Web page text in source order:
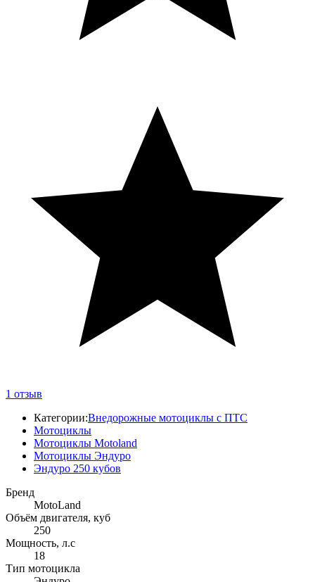
1 отзыв
Категории:Внедорожные мотоциклы с ПТС
Мотоциклы
Мотоциклы Motoland
Мотоциклы Эндуро
Эндуро 250 кубов
Бренд
MotoLand
Объём двигателя, куб
250
Мощность, л.с
18
Тип мотоцикла